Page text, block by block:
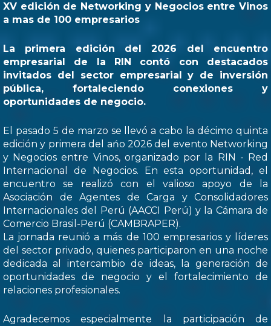
XV edición de Networking y Negocios entre Vinos
a mas de 100 empresarios
La primera edición del 2026 del encuentro
empresarial de la RIN contó con destacados
invitados del sector empresarial y de inversión
pública, fortaleciendo conexiones y
oportunidades de negocio.
El pasado 5 de marzo se llevó a cabo la décimo quinta
edición y primera del ańo 2026 del evento Networking
y Negocios entre Vinos, organizado por la RIN - Red
Internacional de Negocios. En esta oportunidad, el
encuentro se realizó con el valioso apoyo de la
Asociación de Agentes de Carga y Consolidadores
Internacionales del Perú (AACCI Perú) y la Cámara de
Comercio Brasil-Perú (CAMBRAPER).
La jornada reunió a más de 100 empresarios y líderes
del sector privado, quienes participaron en una noche
dedicada al intercambio de ideas, la generación de
oportunidades de negocio y el fortalecimiento de
relaciones profesionales.
Agradecemos especialmente la participación de